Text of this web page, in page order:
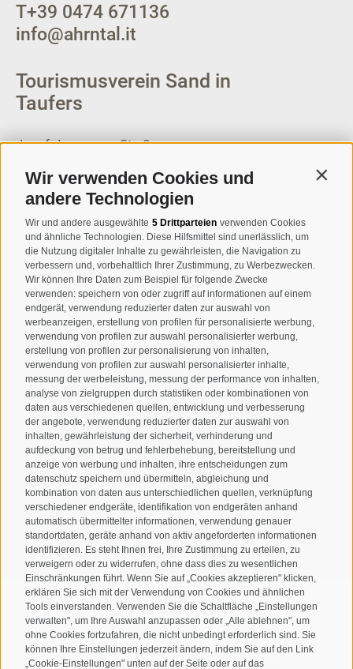
Wir verwenden Cookies und
andere Technologien
Wir und andere ausgewählte 5 Drittparteien verwenden Cookies
und ähnliche Technologien. Diese Hilfsmittel sind unerlässlich, um
die Nutzung digitaler Inhalte zu gewährleisten, die Navigation zu
verbessern und, vorbehaltlich Ihrer Zustimmung, zu Werbezwecken.
Wir können Ihre Daten zum Beispiel für folgende Zwecke
verwenden: speichern von oder zugriff auf informationen auf einem
endgerät, verwendung reduzierter daten zur auswahl von
werbeanzeigen, erstellung von profilen für personalisierte werbung,
verwendung von profilen zur auswahl personalisierter werbung,
erstellung von profilen zur personalisierung von inhalten,
verwendung von profilen zur auswahl personalisierter inhalte,
messung der werbeleistung, messung der performance von inhalten,
analyse von zielgruppen durch statistiken oder kombinationen von
daten aus verschiedenen quellen, entwicklung und verbesserung
der angebote, verwendung reduzierter daten zur auswahl von
inhalten, gewährleistung der sicherheit, verhinderung und
aufdeckung von betrug und fehlerbehebung, bereitstellung und
anzeige von werbung und inhalten, ihre entscheidungen zum
datenschutz speichern und übermitteln, abgleichung und
kombination von daten aus unterschiedlichen quellen, verknüpfung
verschiedener endgeräte, identifikation von endgeräten anhand
automatisch übermittelter informationen, verwendung genauer
standortdaten, geräte anhand von aktiv angeforderten informationen
identifizieren. Es steht Ihnen frei, Ihre Zustimmung zu erteilen, zu
verweigern oder zu widerrufen, ohne dass dies zu wesentlichen
Einschränkungen führt. Wenn Sie auf „Cookies akzeptieren" klicken,
erklären Sie sich mit der Verwendung von Cookies und ähnlichen
Tools einverstanden. Verwenden Sie die Schaltfläche „Einstellungen
verwalten", um Ihre Auswahl anzupassen oder „Alle ablehnen", um
ohne Cookies fortzufahren, die nicht unbedingt erforderlich sind. Sie
können Ihre Einstellungen jederzeit ändern, indem Sie auf den Link
„Cookie-Einstellungen" unten auf der Seite oder auf das
T+39 0474 671136
info@ahrntal.it
Tourismusverein Sand in
Taufers
Josef-Jungmann-Str. 8
MWSt.-Nr: 00518320213
T+39 0474 678076
info@taufers.com
Newsletteranmeldung
Ich habe dieDatenschutzbestimmungengelesen und
verstanden und stimme der Verarbeitung meiner
personenbezogenen Daten durch den Verantwortlichen zu
ANMELDEN
Sitemap • Impressum • Cookie-Richtlinie • Privacy •